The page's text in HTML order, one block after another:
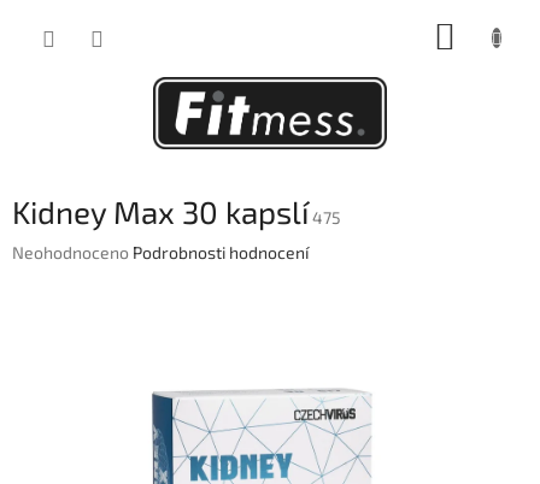
Kidney Max 30 kapslí475
Průměrné
Neohodnoceno Podrobnosti hodnocení